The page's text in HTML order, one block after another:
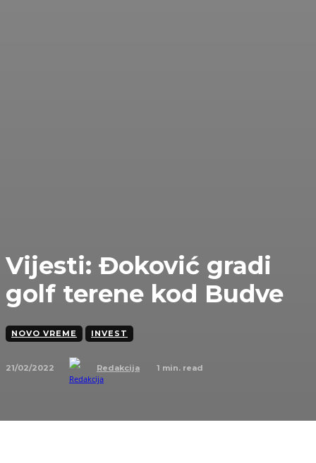
Vijesti: Đoković gradi
golf terene kod Budve
NOVO VREME INVEST
21/02/2022 Redakcija 1 min. read